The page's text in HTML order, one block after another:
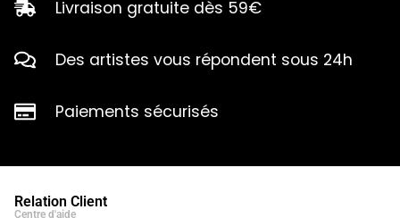
Livraison gratuite dès 59€
Des artistes vous répondent sous 24h
Paiements sécurisés
Relation Client
Centre d'aide